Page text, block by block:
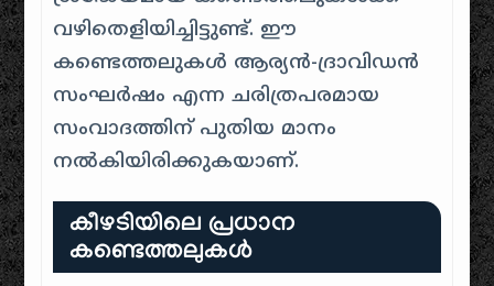
വഴിതെളിയിച്ചിട്ടുണ്ട്. ഈ
കണ്ടെത്തലുകൾ ആര്യൻ-ദ്രാവിഡൻ
സംഘർഷം എന്ന ചരിത്രപരമായ
സംവാദത്തിന് പുതിയ മാനം
നൽകിയിരിക്കുകയാണ്.
കീഴടിയിലെ പ്രധാന
കണ്ടെത്തലുകൾ